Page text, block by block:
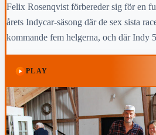
Felix Rosenqvist förbereder sig för en
årets Indycar-säsong där de sex sista
kommande fem helgerna, och där Indy
topp-fem-placering i den slutliga
PLAY